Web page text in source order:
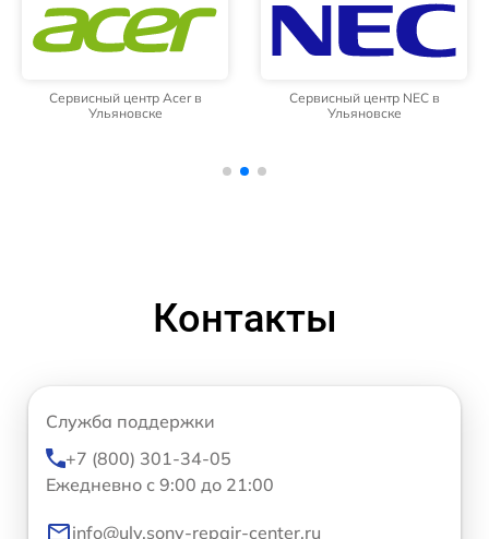
Сервисный центр Acer в
Ульяновске
Сервисный центр NEC в
Ульяновске
Контакты
Служба поддержки
+7 (800) 301-34-05
Ежедневно с 9:00 до 21:00
info@uly.sony-repair-center.ru